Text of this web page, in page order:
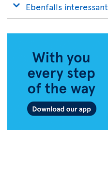
Ebenfalls interessant